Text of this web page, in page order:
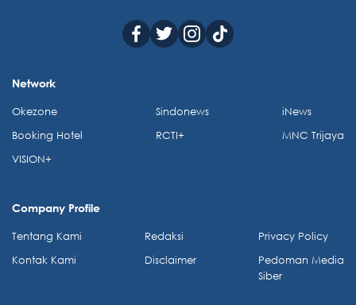
Network
Okezone
Booking Hotel
VISION+
Sindonews
RCTI+
iNews
MNC Trijaya
Company Profile
Tentang Kami
Kontak Kami
Redaksi
Disclaimer
Privacy Policy
Pedoman Media
Siber